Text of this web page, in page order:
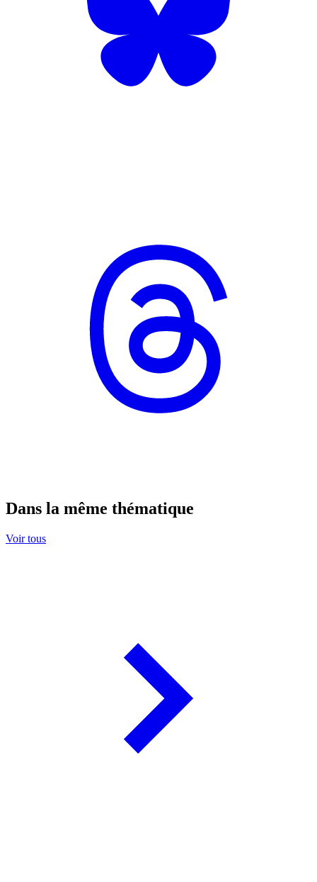
Dans la même thématique
Voir tous